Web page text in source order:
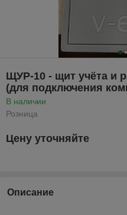
ЩУР-10 - щит учёта и
(для подключения
В наличии
Розница
Цену уточняйте
Описание